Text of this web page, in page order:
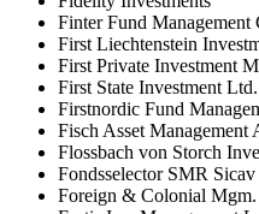
Finter Fund Management
First Liechtenstein
First Private Investment
First State Investment Ltd.
Firstnordic Fund
Fisch Asset Management
Flossbach von Storch
Fondsselector SMR Sicav
Foreign & Colonial